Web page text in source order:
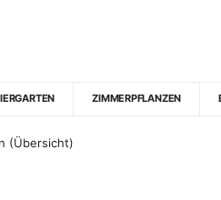
ZIMMERPFLANZEN
(Übersicht)